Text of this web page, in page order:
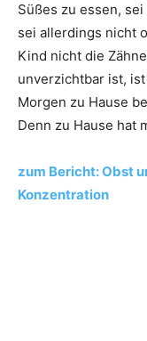
Süßes zu essen,
sei allerdings nicht
Kind nicht die
unverzichtbar ist,
Morgen zu Hause
Denn zu Hause hat
zum Bericht: Obst
Konzentration